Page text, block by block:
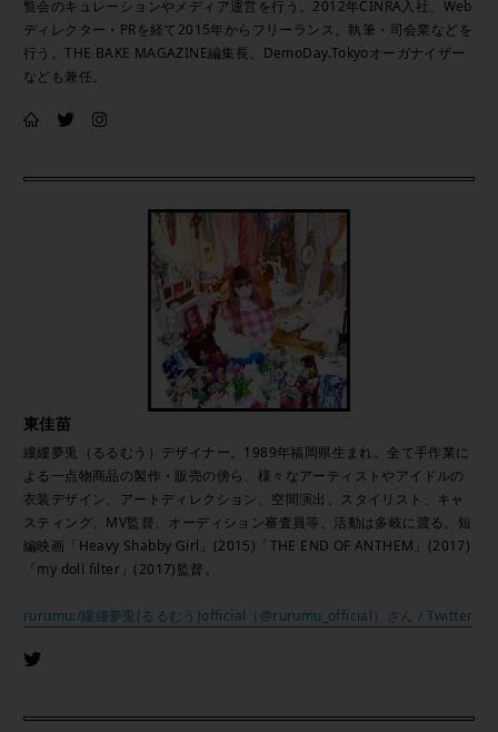
覧会のキュレーションやメディア運営を行う。2012年CINRA入社、Web
ディレクター・PRを経て2015年からフリーランス。執筆・司会業などを
行う。THE BAKE MAGAZINE編集長、DemoDay.Tokyoオーガナイザー
なども兼任。
東佳苗
縷縷夢兎（るるむう）デザイナー。1989年福岡県生まれ。全て手作業に
よる一点物商品の製作・販売の傍ら、様々なアーティストやアイドルの
衣装デザイン、アートディレクション、空間演出、スタイリスト、キャ
スティング、MV監督、オーディション審査員等、活動は多岐に渡る。短
編映画「Heavy Shabby Girl」(2015)「THE END OF ANTHEM」(2017)
「my doll filter」(2017)監督。
rurumu:/縷縷夢兎(るるむう)official（@rurumu_official）さん / Twitter